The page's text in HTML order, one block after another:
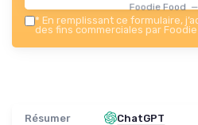
Foodie Food
* En remplissant ce formulaire,
des fins commerciales par
Résumer ChatGPT